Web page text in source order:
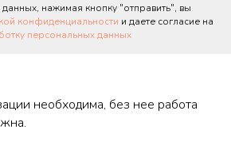
данных, нажимая кнопку "отправить", вы
конфиденциальности и даете согласие на
персональных данных
необходима, без нее работа